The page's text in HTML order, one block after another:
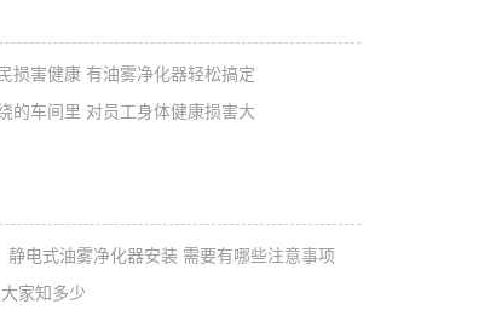
损害健康 有油雾净化器轻松搞定
的车间里 对员工身体健康损害大
静电式油雾净化器安装 需要有哪些注意事项
家知多少